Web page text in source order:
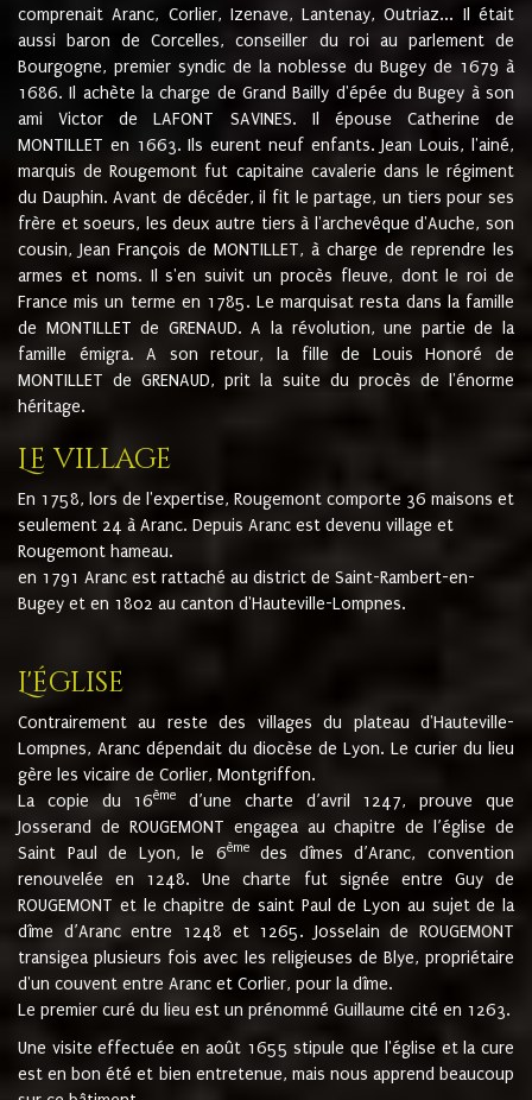
comprenait Aranc, Corlier, Izenave, Lantenay, Outriaz... Il était
aussi baron de Corcelles, conseiller du roi au parlement de
Bourgogne, premier syndic de la noblesse du Bugey de 1679 à
1686. Il achète la charge de Grand Bailly d'épée du Bugey à son
ami Victor de LAFONT SAVINES. Il épouse Catherine de
MONTILLET en 1663. Ils eurent neuf enfants. Jean Louis, l'ainé,
marquis de Rougemont fut capitaine cavalerie dans le régiment
du Dauphin. Avant de décéder, il fit le partage, un tiers pour ses
frère et soeurs, les deux autre tiers à l'archevêque d'Auche, son
cousin, Jean François de MONTILLET, à charge de reprendre les
armes et noms. Il s'en suivit un procès fleuve, dont le roi de
France mis un terme en 1785. Le marquisat resta dans la famille
de MONTILLET de GRENAUD. A la révolution, une partie de la
famille émigra. A son retour, la fille de Louis Honoré de
MONTILLET de GRENAUD, prit la suite du procès de l'énorme
héritage.
Le village
En 1758, lors de l'expertise, Rougemont comporte 36 maisons et
seulement 24 à Aranc. Depuis Aranc est devenu village et
Rougemont hameau.
en 1791 Aranc est rattaché au district de Saint-Rambert-en-
Bugey et en 1802 au canton d'Hauteville-Lompnes.
L'église
Contrairement au reste des villages du plateau d'Hauteville-
Lompnes, Aranc dépendait du diocèse de Lyon. Le curier du lieu
gère les vicaire de Corlier, Montgriffon.
La copie du 16ème
d’une charte d’avril 1247, prouve que
Josserand de ROUGEMONT engagea au chapitre de l’église de
Saint Paul de Lyon, le 6èmedes dîmes d’Aranc, convention
renouvelée en 1248. Une charte fut signée entre Guy de
ROUGEMONT et le chapitre de saint Paul de Lyon au sujet de la
dîme d’Aranc entre 1248 et 1265. Josselain de ROUGEMONT
transigea plusieurs fois avec les religieuses de Blye, propriétaire
d'un couvent entre Aranc et Corlier, pour la dîme.
Le premier curé du lieu est un prénommé Guillaume cité en 1263.
Une visite effectuée en août 1655 stipule que l'église et la cure
est en bon été et bien entretenue, mais nous apprend beaucoup